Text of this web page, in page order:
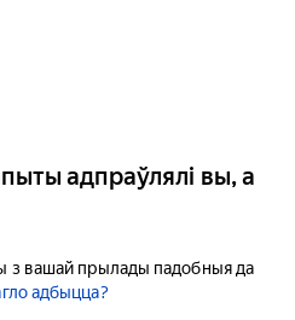
адпраўлялі вы, а
з вашай прылады падобныя да
адбыцца?